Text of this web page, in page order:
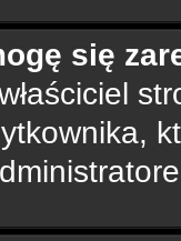
się